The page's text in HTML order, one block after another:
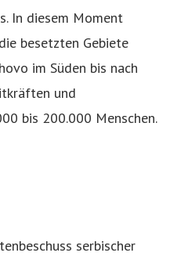
In diesem Moment
besetzten Gebiete
im Süden bis nach
und
bis 200.000 Menschen.
serbischer